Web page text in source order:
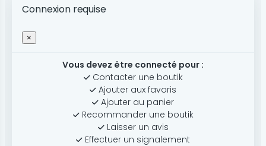
Connexion requise
×
Vous devez être connecté pour :
Contacter une boutik
Ajouter aux favoris
Ajouter au panier
Recommander une boutik
Laisser un avis
Effectuer un signalement